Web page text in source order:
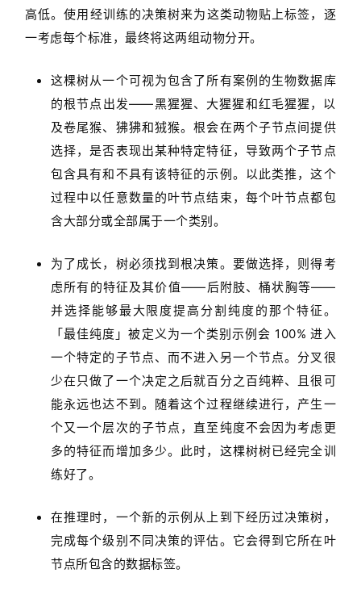
高低。使用经训练的决策树来为这类动物贴上标签，逐
一考虑每个标准，最终将这两组动物分开。
这棵树从一个可视为包含了所有案例的生物数据库
的根节点出发——黑猩猩、大猩猩和红毛猩猩，以
及卷尾猴、狒狒和狨猴。根会在两个子节点间提供
选择，是否表现出某种特定特征，导致两个子节点
包含具有和不具有该特征的示例。以此类推，这个
过程中以任意数量的叶节点结束，每个叶节点都包
含大部分或全部属于一个类别。
为了成长，树必须找到根决策。要做选择，则得考
虑所有的特征及其价值——后附肢、桶状胸等——
并选择能够最大限度提高分割纯度的那个特征。
「最佳纯度」被定义为一个类别示例会 100% 进入
一个特定的子节点、而不进入另一个节点。分叉很
少在只做了一个决定之后就百分之百纯粹、且很可
能永远也达不到。随着这个过程继续进行，产生一
个又一个层次的子节点，直至纯度不会因为考虑更
多的特征而增加多少。此时，这棵树树已经完全训
练好了。
在推理时，一个新的示例从上到下经历过决策树，
完成每个级别不同决策的评估。它会得到它所在叶
节点所包含的数据标签。